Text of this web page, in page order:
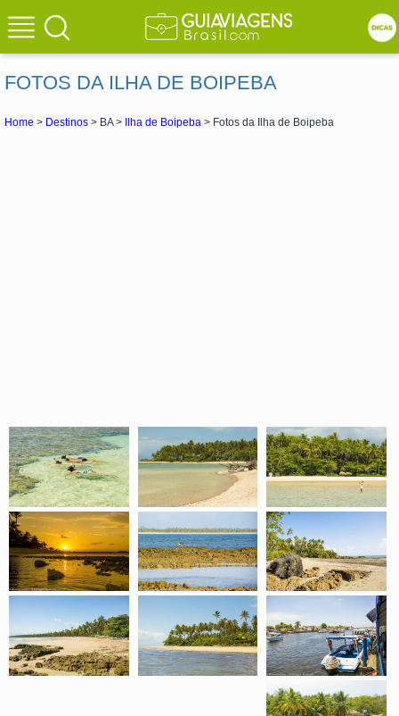
FOTOS DA ILHA DE BOIPEBA
Home > Destinos > BA > Ilha de Boipeba > Fotos da Ilha de Boipeba